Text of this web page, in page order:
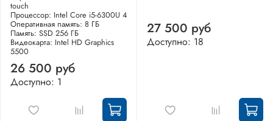
touch
Процессор: Intel Core i5-6300U 4
Оперативная память: 8 ГБ
Память: SSD 256 ГБ
Видеокарта: Intel HD Graphics
5500
26 500 руб
Доступно: 1
27 500 руб
Доступно: 18